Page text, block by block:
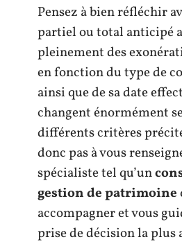
Pensez à bien réfléchir
partiel ou total anticipé
pleinement des
en fonction du type de
ainsi que de sa date
changent énormément
différents critères
donc pas à vous
spécialiste tel qu’un
gestion de patrimoine
accompagner et vous
prise de décision la plus